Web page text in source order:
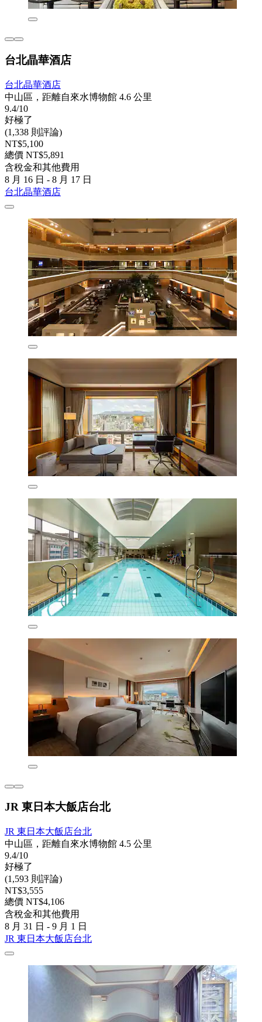
台北晶華酒店
台北晶華酒店
中山區，距離自來水博物館 4.6 公里
9.4/10
好極了
(1,338 則評論)
NT$5,100
總價 NT$5,891
含稅金和其他費用
8 月 16 日 - 8 月 17 日
台北晶華酒店
JR 東日本大飯店台北
JR 東日本大飯店台北
中山區，距離自來水博物館 4.5 公里
9.4/10
好極了
(1,593 則評論)
NT$3,555
總價 NT$4,106
含稅金和其他費用
8 月 31 日 - 9 月 1 日
JR 東日本大飯店台北